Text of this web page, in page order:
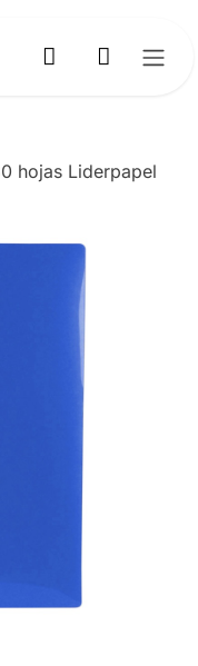
hojas Liderpapel